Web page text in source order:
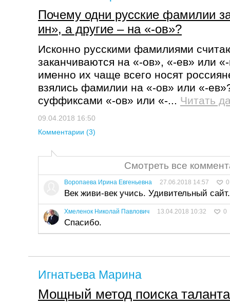
Почему одни русские фамилии
ин», а другие – на «-ов»?
Исконно русскими фамилиями
заканчиваются на «-ов», «-ев» или
именно их чаще всего носят
взялись фамилии на «-ов» или «-
суффиксами «-ов» или «-... Читать
09.04.2018 16:50
Комментарии (3)
Смотреть все
Воропаева Ирина Евгеньевна 27.06.2018 14:57 0
Век живи-век учись. Удивительный сайт.
Хмеленок Николай Павлович 13.04.2018 10:32 0
Спасибо.
Игнатьева Марина
Мощный метод поиска